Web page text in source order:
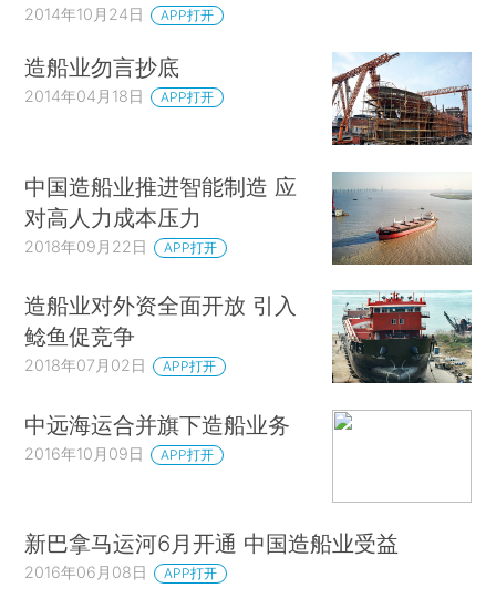
2014年10月24日 APP打开
造船业勿言抄底
2014年04月18日 APP打开
中国造船业推进智能制造 应
对高人力成本压力
2018年09月22日 APP打开
造船业对外资全面开放 引入
鲶鱼促竞争
2018年07月02日 APP打开
中远海运合并旗下造船业务
2016年10月09日 APP打开
新巴拿马运河6月开通 中国造船业受益
2016年06月08日 APP打开